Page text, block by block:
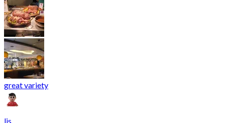
great variety
lis